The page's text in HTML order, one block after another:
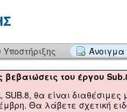
Άνοιγμα
βεβαιώσεις του έργου
θα είναι
Θα λάβετε σχετική